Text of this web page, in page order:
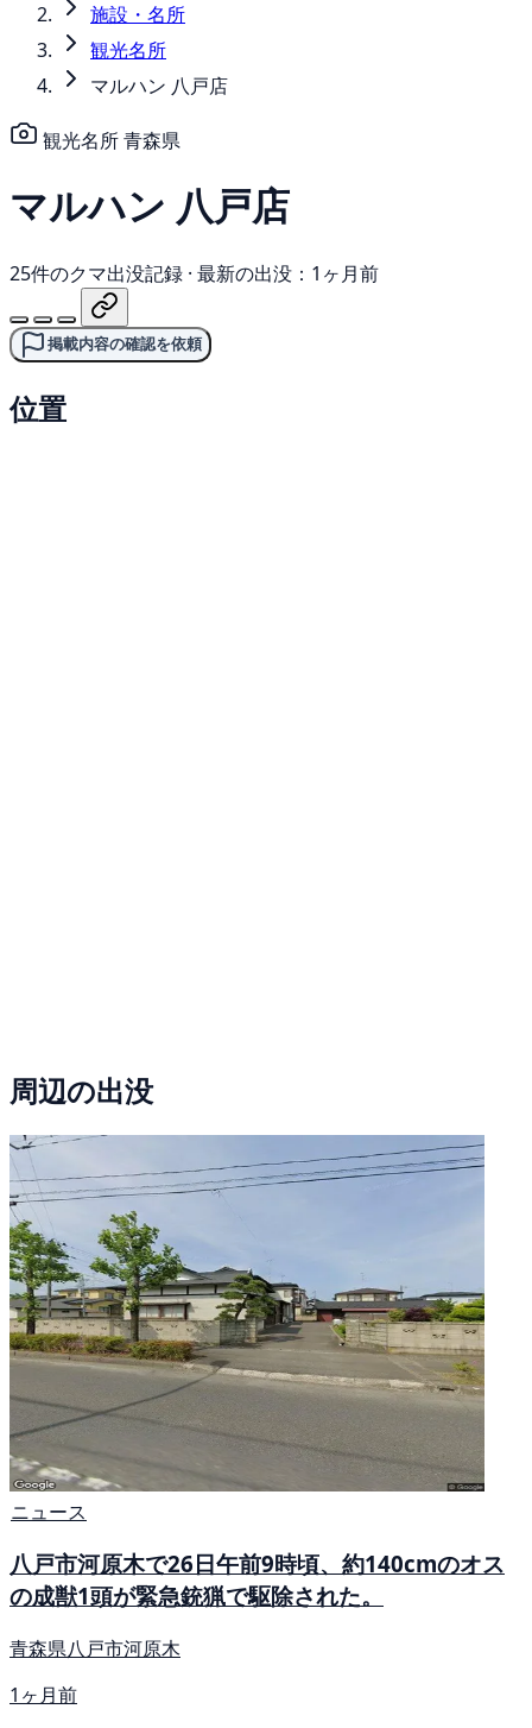
施設・名所
観光名所
マルハン 八戸店
観光名所青森県
マルハン 八戸店
25件のクマ出没記録 · 最新の出没：1ヶ月前
掲載内容の確認を依頼
位置
周辺の出没
ニュース
八戸市河原木で26日午前9時頃、約140cmのオス
の成獣1頭が緊急銃猟で駆除された。
青森県八戸市河原木
1ヶ月前